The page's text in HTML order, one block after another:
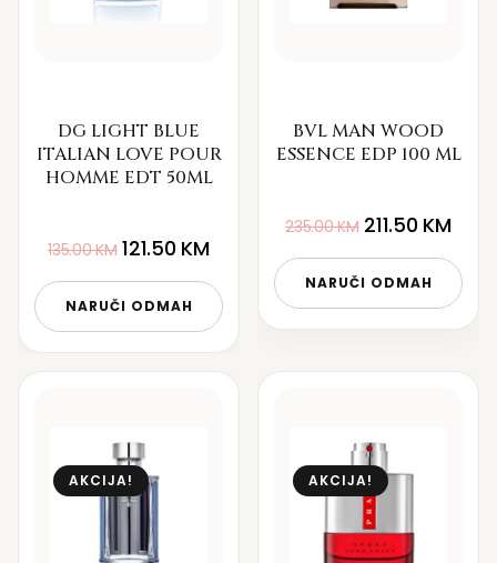
DG LIGHT BLUE
ITALIAN LOVE POUR
HOMME EDT 50ML
135.00KM 121.50 KM
NARUČI ODMAH
BVL MAN WOOD
ESSENCE EDP 100 ML
235.00KM 211.50 KM
NARUČI ODMAH
AKCIJA! AKCIJA!